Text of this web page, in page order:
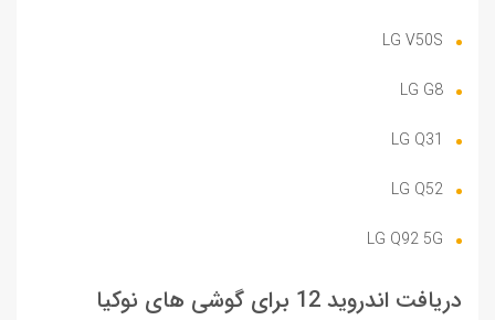
LG V50S
LG G8
LG Q31
LG Q52
LG Q92 5G
دریافت اندروید 12 برای گوشی های نوکیا